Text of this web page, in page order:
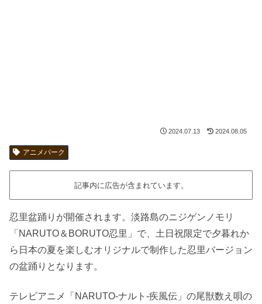
2024.07.13 2024.08.05
アニメパーク
記事内に広告が含まれています。
忍里盆踊りが開催されます。淡路島のニジゲンノモリ
「NARUTO＆BORUTO忍里」で、土日祝限定で夕暮れか
ら日本の夏を楽しむオリジナルで制作した忍里バージョン
の盆踊りとなります。
テレビアニメ「NARUTO-ナルト-疾風伝」の尾獣数え唄の